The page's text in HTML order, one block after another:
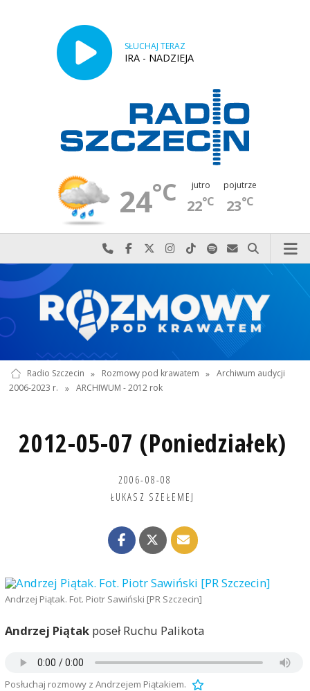
SŁUCHAJ TERAZ
IRA - NADZIEJA
24°C jutro
22°C
pojutrze
23°C
Najlepiej po prostu do nas zadzwoń
Odwiedź nas na Facebook-u
Odwiedź nas na X
Odwiedź nas na Instagram-ie
Odwiedź nas na TikTok-u
Szukaj nas na Spotify
Wyślij do nas
Szukaj
Radio Szczecin » Rozmowy pod krawatem » Archiwum audycji
2006-2023 r.
» ARCHIWUM - 2012 rok
2012-05-07 (Poniedziałek)
2006-08-08
ŁUKASZ SZEŁEMEJ
Andrzej Piątak. Fot. Piotr Sawiński [PR Szczecin]
Andrzej Piątakposeł Ruchu Palikota
Posłuchaj rozmowy z Andrzejem Piątakiem.